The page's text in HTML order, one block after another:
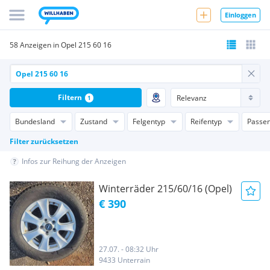
Einloggen
58 Anzeigen in Opel 215 60 16
Bundesland Zustand Felgentyp Reifentyp
Filter zurücksetzen
Filtern 1
Infos zur Reihung der Anzeigen
Winterräder 215/60/16 (Opel)
€ 390
27.07. - 08:32 Uhr
9433 Unterrain